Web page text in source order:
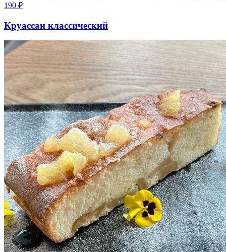
190 ₽
Круассан классический